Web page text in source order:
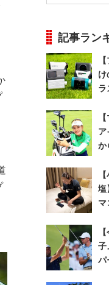
記事ラン
ラ
ア
か
塩
マ
子
パ